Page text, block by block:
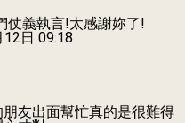
仗義執言!太感謝妳了!
日 09:18
友出面幫忙真的是很難得